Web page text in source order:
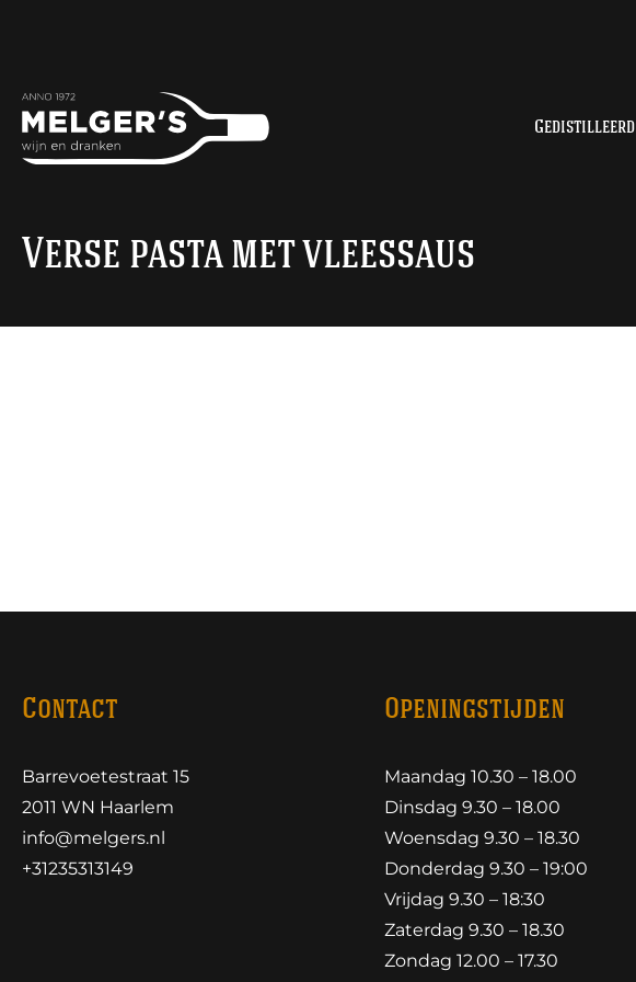
Gedistilleerd
Verse pasta met vleessaus
Contact
Barrevoetestraat 15
2011 WN Haarlem
info@melgers.nl
+31235313149
Openingstijden
Maandag 10.30 – 18.00
Dinsdag 9.30 – 18.00
Woensdag 9.30 – 18.30
Donderdag 9.30 – 19:00
Vrijdag 9.30 – 18:30
Zaterdag 9.30 – 18.30
Zondag 12.00 – 17.30